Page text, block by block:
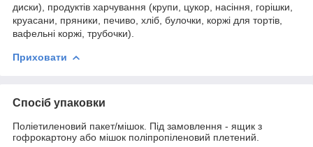
диски), продуктів харчування (крупи, цукор, насіння, горішки,
круасани, пряники, печиво, хліб, булочки, коржі для тортів,
вафельні коржі, трубочки).
Приховати
Спосіб упаковки
Поліетиленовий пакет/мішок. Під замовлення - ящик з
гофрокартону або мішок поліпропіленовий плетений.